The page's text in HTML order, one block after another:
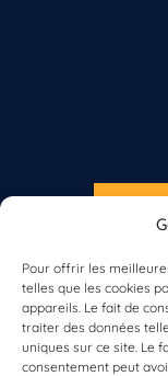
Pour offrir les
telles que les cookies
appareils. Le fait de
traiter des données
uniques sur ce site. Le
consentement peut